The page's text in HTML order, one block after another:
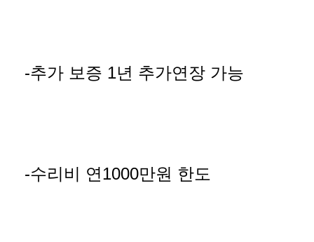
-추가 보증 1년 추가연장 가능
-수리비 연1000만원 한도